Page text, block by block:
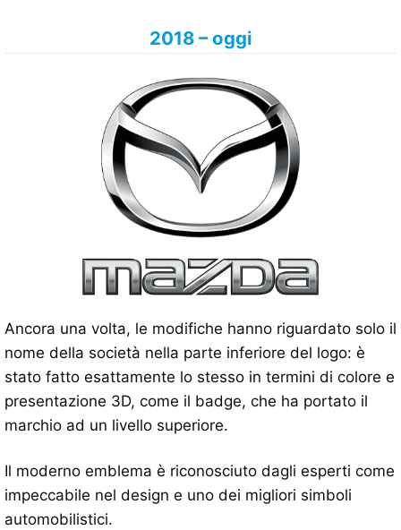
2018 – oggi
Ancora una volta, le modifiche hanno riguardato solo il
nome della società nella parte inferiore del logo: è
stato fatto esattamente lo stesso in termini di colore e
presentazione 3D, come il badge, che ha portato il
marchio ad un livello superiore.
Il moderno emblema è riconosciuto dagli esperti come
impeccabile nel design e uno dei migliori simboli
automobilistici.